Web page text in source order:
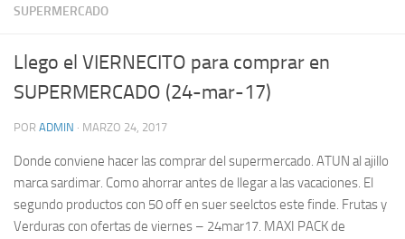
SUPERMERCADO
Llego el VIERNECITO para comprar en
SUPERMERCADO (24-mar-17)
POR ADMIN · MARZO 24, 2017
Donde conviene hacer las comprar del supermercado. ATUN al ajillo
marca sardimar. Como ahorrar antes de llegar a las vacaciones. El
segundo productos con 50 off en suer seelctos este finde. Frutas y
Verduras con ofertas de viernes – 24mar17. MAXI PACK de